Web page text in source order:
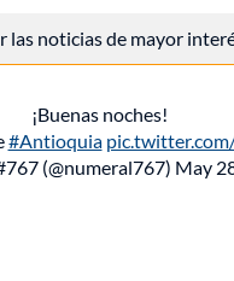
las noticias de mayor
¡Buenas noches!
#Antioquia
(@numeral767) May